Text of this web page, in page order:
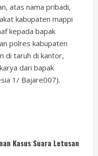
atas nama pribadi,
kabupaten mappi
kepada bapak
polres kabupaten
di taruh di kantor,
dari bapak
1/ Bajare007).
Kasus Suara Letusan